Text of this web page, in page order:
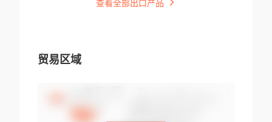
查看全部出口产品
贸易区域